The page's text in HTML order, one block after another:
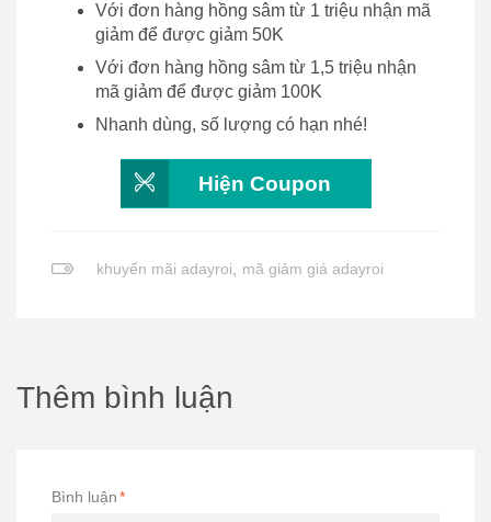
Với đơn hàng hồng sâm từ 1 triệu nhận mã
giảm để được giảm 50K
Với đơn hàng hồng sâm từ 1,5 triệu nhận
mã giảm để được giảm 100K
Nhanh dùng, số lượng có hạn nhé!
Hiện Coupon
khuyến mãi adayroi, mã giảm giá adayroi
Thêm bình luận
Bình luận*